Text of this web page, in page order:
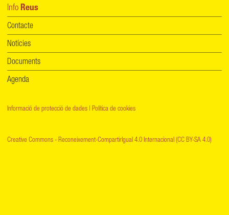
Info Reus
Contacte
Notícies
Documents
Agenda
Informació de protecció de dades | Política de cookies
Creative Commons - Reconeixement-CompartirIgual 4.0 Internacional (CC BY-SA 4.0)